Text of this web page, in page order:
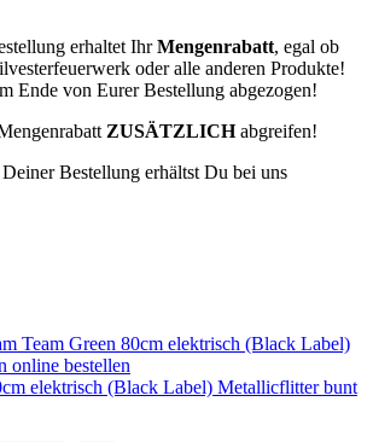
erhaltet IhrMengenrabatt, egal ob
oder alle anderen Produkte!
Ende von Eurer Bestellung abgezogen!
ZUSÄTZLICHabgreifen!
Bestellung erhältst Du bei uns
Team Green 80cm elektrisch (Black Label)
online bestellen
elektrisch (Black Label) Metallicflitter bunt